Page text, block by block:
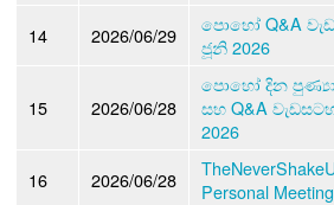
14 2026/06/29
පොහෝ Q&A
ජූනි 2026
15 2026/06/28
පොහෝ දින
සහ Q&A
2026
16 2026/06/28
Personal